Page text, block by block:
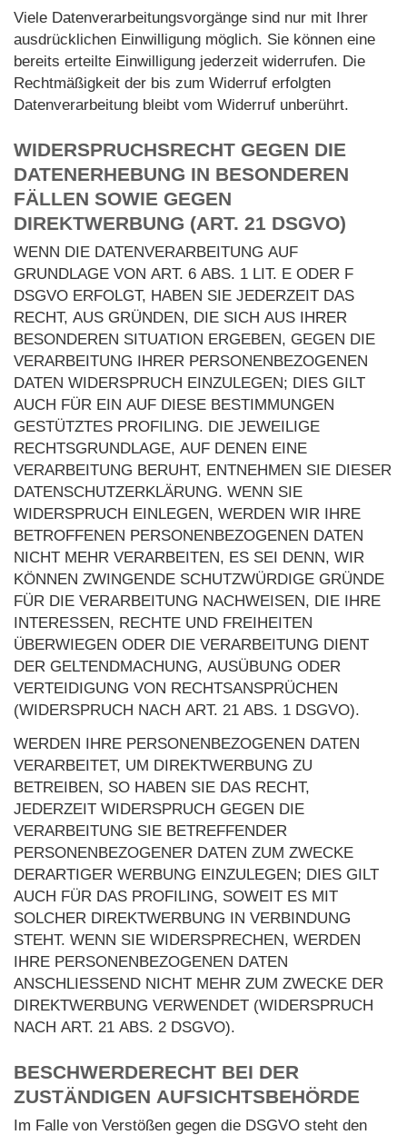
Viele Datenverarbeitungsvorgänge sind nur mit Ihrer
ausdrücklichen Einwilligung möglich. Sie können eine
bereits erteilte Einwilligung jederzeit widerrufen. Die
Rechtmäßigkeit der bis zum Widerruf erfolgten
Datenverarbeitung bleibt vom Widerruf unberührt.
WIDERSPRUCHSRECHT GEGEN DIE
DATENERHEBUNG IN BESONDEREN
FÄLLEN SOWIE GEGEN
DIREKTWERBUNG (ART. 21 DSGVO)
WENN DIE DATENVERARBEITUNG AUF
GRUNDLAGE VON ART. 6 ABS. 1 LIT. E ODER F
DSGVO ERFOLGT, HABEN SIE JEDERZEIT DAS
RECHT, AUS GRÜNDEN, DIE SICH AUS IHRER
BESONDEREN SITUATION ERGEBEN, GEGEN DIE
VERARBEITUNG IHRER PERSONENBEZOGENEN
DATEN WIDERSPRUCH EINZULEGEN; DIES GILT
AUCH FÜR EIN AUF DIESE BESTIMMUNGEN
GESTÜTZTES PROFILING. DIE JEWEILIGE
RECHTSGRUNDLAGE, AUF DENEN EINE
VERARBEITUNG BERUHT, ENTNEHMEN SIE DIESER
DATENSCHUTZERKLÄRUNG. WENN SIE
WIDERSPRUCH EINLEGEN, WERDEN WIR IHRE
BETROFFENEN PERSONENBEZOGENEN DATEN
NICHT MEHR VERARBEITEN, ES SEI DENN, WIR
KÖNNEN ZWINGENDE SCHUTZWÜRDIGE GRÜNDE
FÜR DIE VERARBEITUNG NACHWEISEN, DIE IHRE
INTERESSEN, RECHTE UND FREIHEITEN
ÜBERWIEGEN ODER DIE VERARBEITUNG DIENT
DER GELTENDMACHUNG, AUSÜBUNG ODER
VERTEIDIGUNG VON RECHTSANSPRÜCHEN
(WIDERSPRUCH NACH ART. 21 ABS. 1 DSGVO).
WERDEN IHRE PERSONENBEZOGENEN DATEN
VERARBEITET, UM DIREKTWERBUNG ZU
BETREIBEN, SO HABEN SIE DAS RECHT,
JEDERZEIT WIDERSPRUCH GEGEN DIE
VERARBEITUNG SIE BETREFFENDER
PERSONENBEZOGENER DATEN ZUM ZWECKE
DERARTIGER WERBUNG EINZULEGEN; DIES GILT
AUCH FÜR DAS PROFILING, SOWEIT ES MIT
SOLCHER DIREKTWERBUNG IN VERBINDUNG
STEHT. WENN SIE WIDERSPRECHEN, WERDEN
IHRE PERSONENBEZOGENEN DATEN
ANSCHLIESSEND NICHT MEHR ZUM ZWECKE DER
DIREKTWERBUNG VERWENDET (WIDERSPRUCH
NACH ART. 21 ABS. 2 DSGVO).
BESCHWERDE­RECHT BEI DER
ZUSTÄNDIGEN AUFSICHTS­BEHÖRDE
Im Falle von Verstößen gegen die DSGVO steht den